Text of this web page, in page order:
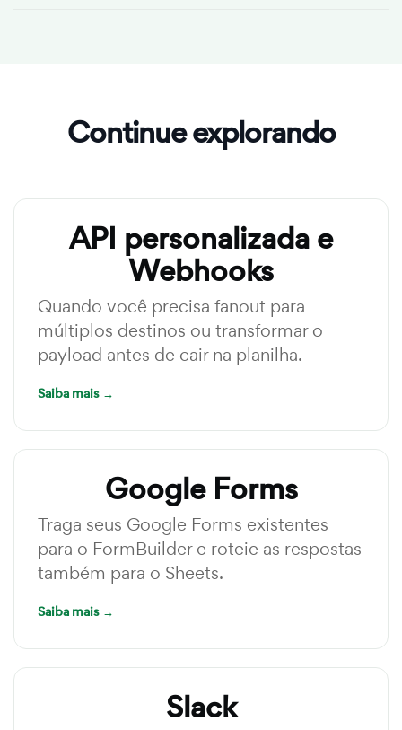
Continue explorando
API personalizada e
Webhooks
Quando você precisa fanout para
múltiplos destinos ou transformar o
payload antes de cair na planilha.
Saiba mais →
Google Forms
Traga seus Google Forms existentes
para o FormBuilder e roteie as respostas
também para o Sheets.
Saiba mais →
Slack